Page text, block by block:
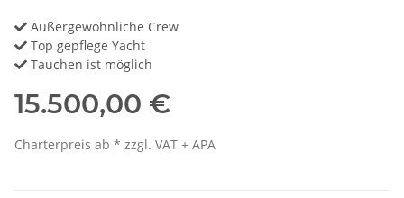
Außergewöhnliche Crew
Top gepflege Yacht
Tauchen ist möglich
15.500,00 €
Charterpreis ab * zzgl. VAT + APA